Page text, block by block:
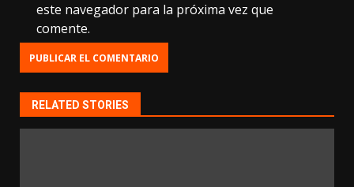
este navegador para la próxima vez que
comente.
RELATED STORIES